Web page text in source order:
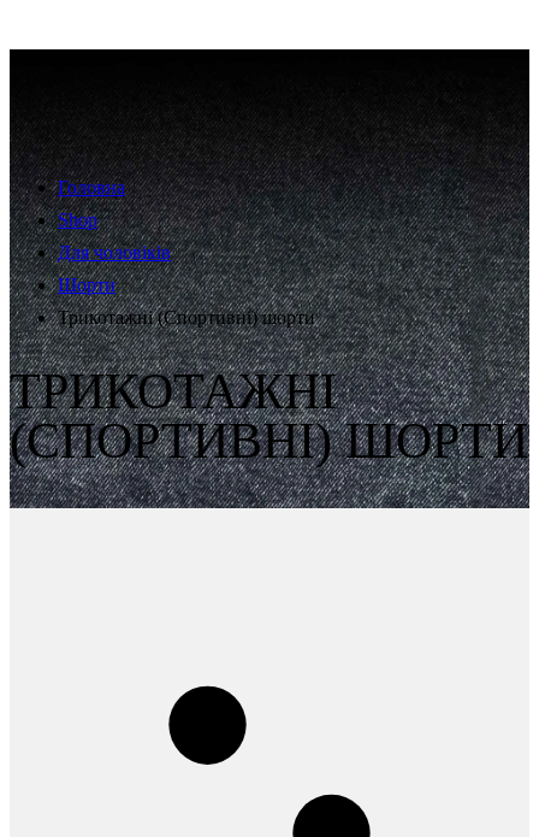
Головна
Shop
Для чоловіків
Шорти
Трикотажні (Спортивні) шорти
ТРИКОТАЖНІ
(СПОРТИВНІ) ШОРТИ